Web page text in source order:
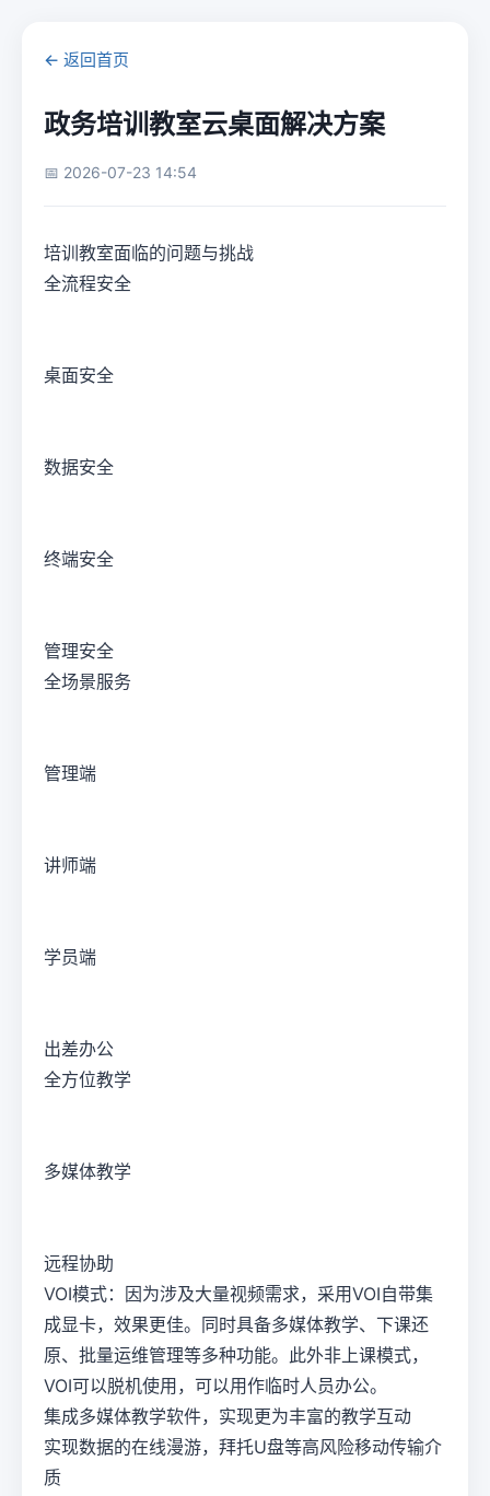
← 返回首页
政务培训教室云桌面解决方案
📅 2026-07-23 14:54
培训教室面临的问题与挑战
全流程安全
桌面安全
数据安全
终端安全
管理安全
全场景服务
管理端
讲师端
学员端
出差办公
全方位教学
多媒体教学
远程协助
VOI模式：因为涉及大量视频需求，采用VOI自带集
成显卡，效果更佳。同时具备多媒体教学、下课还
原、批量运维管理等多种功能。此外非上课模式，
VOI可以脱机使用，可以用作临时人员办公。
集成多媒体教学软件，实现更为丰富的教学互动
实现数据的在线漫游，拜托U盘等高风险移动传输介
质